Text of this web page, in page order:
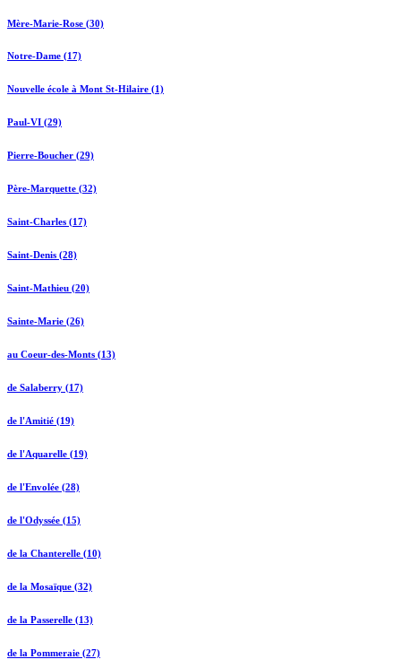
Mère-Marie-Rose (30)
Notre-Dame (17)
Nouvelle école à Mont St-Hilaire (1)
Paul-VI (29)
Pierre-Boucher (29)
Père-Marquette (32)
Saint-Charles (17)
Saint-Denis (28)
Saint-Mathieu (20)
Sainte-Marie (26)
au Coeur-des-Monts (13)
de Salaberry (17)
de l'Amitié (19)
de l'Aquarelle (19)
de l'Envolée (28)
de l'Odyssée (15)
de la Chanterelle (10)
de la Mosaïque (32)
de la Passerelle (13)
de la Pommeraie (27)